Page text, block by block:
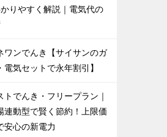
かりやすく解説｜電気代の
ワンでんき【サイサンのガ
電気セットで永年割引】
トでんき・フリープラン｜
連動型で賢く節約！上限価
安心の新電力